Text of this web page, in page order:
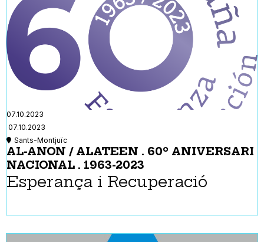
07.10.2023
07.10.2023
Sants-Montjuïc
AL-ANON / ALATEEN . 60º ANIVERSARI
NACIONAL . 1963-2023
Esperança i Recuperació